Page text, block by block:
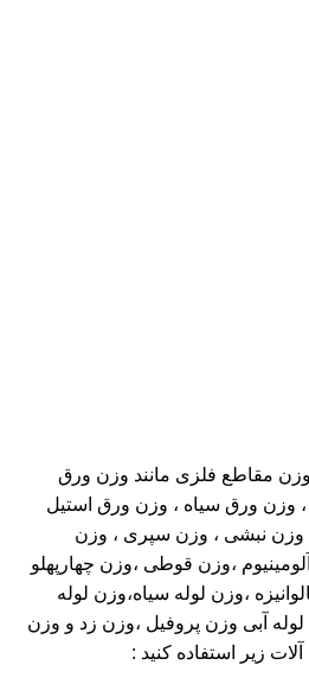
مقاطع فلزی مانند وزن ورق
، وزن ورق سیاه ، وزن ورق استیل
وزن نبشی ، وزن سپری ، وزن
آلومینیوم ،وزن قوطی ،وزن چهارپهلو
،وزن لوله سیاه،وزن لوله
لوله آبی وزن پروفیل ،وزن زد و وزن
زیر استفاده کنید :